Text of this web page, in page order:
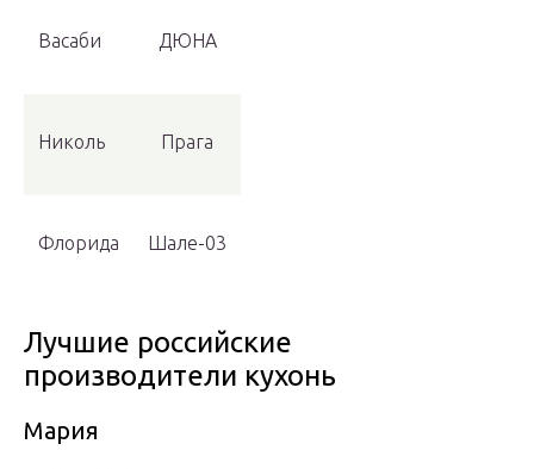
Васаби ДЮНА
Николь Прага
Флорида Шале-03
Лучшие российские
производители кухонь
Мария